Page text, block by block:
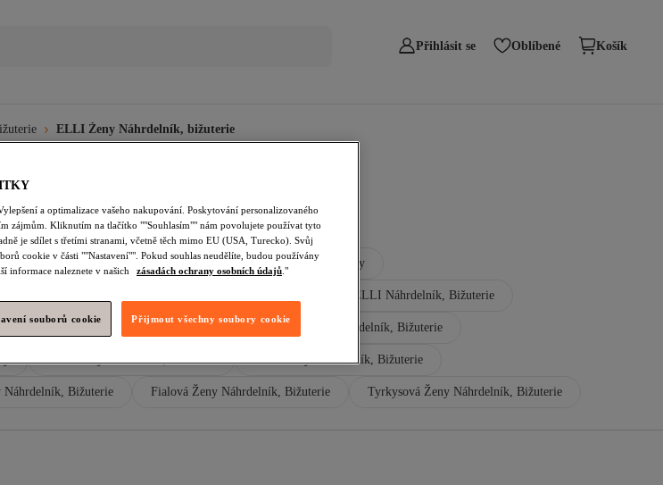
Přihlásit se Oblíbené Košík
ELLI Ženy Náhrdelník, bižuterie
Cestovni Taska Dlouhe Vecerni Saty Koktejlove Saty
ELLI Náhrdelník, Bižuterie
ELLI Vícebarevné Náhrdelníky ELLI Zlatá Barva Náhrdelník, Bižuterie
Faina Ženy Náhrdelník, Bižuterie
Náhrdelník, Bižuterie Fialová Ženy Náhrdelník, Bižuterie Tyrkysová Ženy Náhrdelník, Bižuterie
a optimalizace vašeho nakupování. Poskytování personalizovaného
zájmům. Kliknutím na tlačítko ""Souhlasím"" nám povolujete používat tyto
je sdílet s třetími stranami, včetně těch mimo EU (USA, Turecko). Svůj
cookie v části ""Nastavení"". Pokud souhlas neudělíte, budou používány
informace naleznete v našich
zásadách ochrany osobních údajů ."
souborů cookie Přijmout všechny soubory cookie